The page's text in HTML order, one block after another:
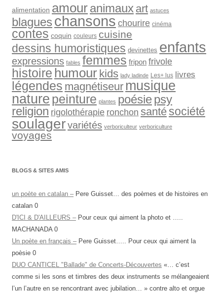
alimentation amouranimaux art astuces
blagues chansons chourire cinéma
contes coquin couleurs cuisine
dessins humoristiques devinettes enfants
expressions fables femmes fripon frivole
histoire humour kids lady ladinde Les+ lus livres
légendes magnétiseur musique
nature peinture plantes poésiepsy
religion rigolothérapie ronchon santé société
soulagervariétés verboriculteur verboriculture
voyages
BLOGS & SITES AMIS
un poète en catalan –Pere Guisset… des poèmes et de histoires en
catalan 0
D'ICI & D'AILLEURS –Pour ceux qui aiment la photo et …..
MACHANADA 0
Un poète en français –Pere Guisset….. Pour ceux qui aiment la
poèsie 0
DUO CANTICEL "Ballade" de Concerts-Découvertes «… c’est
comme si les sons et timbres des deux instruments se mélangeaient
l’un l’autre en se rencontrant avec jubilation… » contre alto et orgue